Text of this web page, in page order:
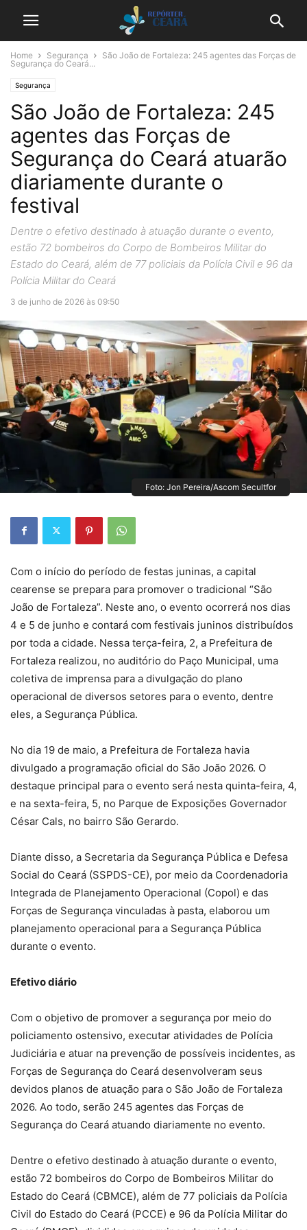
Home Segurança
São João de Fortaleza: 245 agentes das Forças de
Segurança do Ceará...
Segurança
São João de Fortaleza: 245
agentes das Forças de
Segurança do Ceará atuarão
diariamente durante o
festival
Dentre o efetivo destinado à atuação durante o evento,
estão 72 bombeiros do Corpo de Bombeiros Militar do
Estado do Ceará, além de 77 policiais da Polícia Civil e 96 da
Polícia Militar do Ceará
3 de junho de 2026 às 09:50
Foto: Jon Pereira/Ascom Secultfor
Com o início do período de festas juninas, a capital
cearense se prepara para promover o tradicional “São
João de Fortaleza”. Neste ano, o evento ocorrerá nos dias
4 e 5 de junho e contará com festivais juninos distribuídos
por toda a cidade. Nessa terça-feira, 2, a Prefeitura de
Fortaleza realizou, no auditório do Paço Municipal, uma
coletiva de imprensa para a divulgação do plano
operacional de diversos setores para o evento, dentre
eles, a Segurança Pública.
No dia 19 de maio, a Prefeitura de Fortaleza havia
divulgado a programação oficial do São João 2026. O
destaque principal para o evento será nesta quinta-feira, 4,
e na sexta-feira, 5, no Parque de Exposições Governador
César Cals, no bairro São Gerardo.
Diante disso, a Secretaria da Segurança Pública e Defesa
Social do Ceará (SSPDS-CE), por meio da Coordenadoria
Integrada de Planejamento Operacional (Copol) e das
Forças de Segurança vinculadas à pasta, elaborou um
planejamento operacional para a Segurança Pública
durante o evento.
Efetivo diário
Com o objetivo de promover a segurança por meio do
policiamento ostensivo, executar atividades de Polícia
Judiciária e atuar na prevenção de possíveis incidentes, as
Forças de Segurança do Ceará desenvolveram seus
devidos planos de atuação para o São João de Fortaleza
2026. Ao todo, serão 245 agentes das Forças de
Segurança do Ceará atuando diariamente no evento.
Dentre o efetivo destinado à atuação durante o evento,
estão 72 bombeiros do Corpo de Bombeiros Militar do
Estado do Ceará (CBMCE), além de 77 policiais da Polícia
Civil do Estado do Ceará (PCCE) e 96 da Polícia Militar do